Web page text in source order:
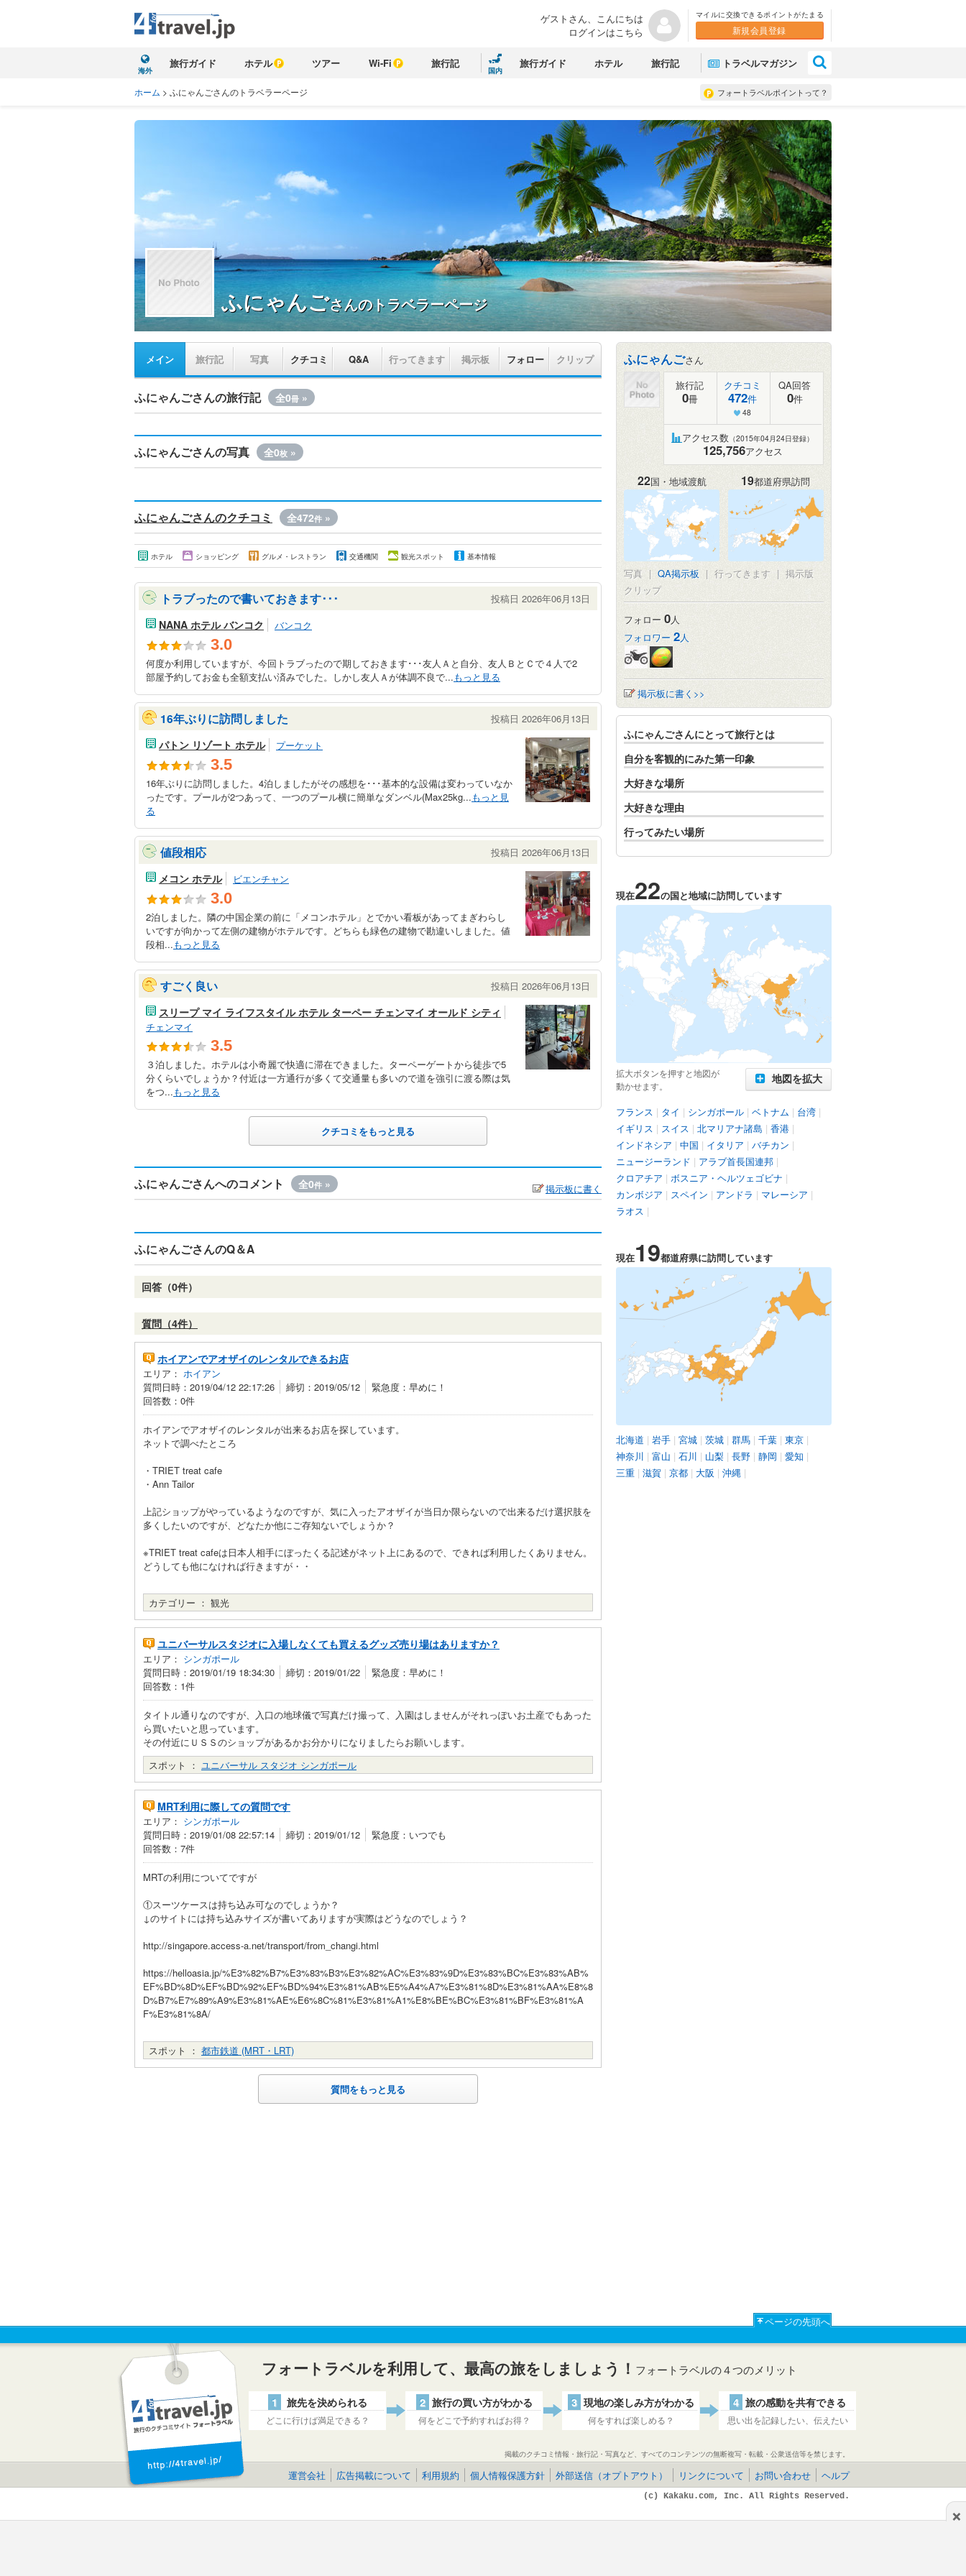
ゲストさん、こんにちは
ログインはこちら
マイルに交換できるポイントがたまる
新規会員登録
海外
旅行ガイド ホテル ツアー Wi-Fi 旅行記
国内
旅行ガイド ホテル 旅行記 トラベルマガジン
フォートラベルポイントって？
ホーム > ふにゃんごさんのトラベラーページ
ふにゃんごさんのトラベラーページ
メイン 旅行記 写真 クチコミ Q&A 行ってきます 掲示板 フォロー クリップ
ふにゃんごさんの旅行記 全0冊 »
ふにゃんごさんの写真 全0枚 »
ふにゃんごさんのクチコミ 全472件 »
ホテル ショッピング グルメ・レストラン 交通機関 観光スポット 基本情報
トラブったので書いておきます･･･ 投稿日 2026年06月13日
NANA ホテル バンコク バンコク
3.0
何度か利用していますが、今回トラブったので期しておきます･･･友人Ａと自分、友人ＢとＣで４人で2
部屋予約してお金も全額支払い済みでした。しかし友人Ａが体調不良で...もっと見る
16年ぶりに訪問しました 投稿日 2026年06月13日
パトン リゾート ホテル プーケット
3.5
16年ぶりに訪問しました。4泊しましたがその感想を･･･基本的な設備は変わっていなか
ったです。プールが2つあって、一つのプール横に簡単なダンベル(Max25kg...もっと見
る
値段相応 投稿日 2026年06月13日
メコン ホテル ビエンチャン
3.0
2泊しました。隣の中国企業の前に「メコンホテル」とでかい看板があってまぎわらし
いですが向かって左側の建物がホテルです。どちらも緑色の建物で勘違いしました。値
段相...もっと見る
すごく良い 投稿日 2026年06月13日
スリープ マイ ライフスタイル ホテル ターペー チェンマイ オールド シティ
チェンマイ
3.5
３泊しました。ホテルは小奇麗で快適に滞在できました。ターペーゲートから徒歩で5
分くらいでしょうか？付近は一方通行が多くて交通量も多いので道を強引に渡る際は気
をつ...もっと見る
クチコミをもっと見る
ふにゃんごさんへのコメント 全0件 » 掲示板に書く
ふにゃんごさんのQ＆A
回答（0件）
質問（4件）
ホイアンでアオザイのレンタルできるお店
エリア： ホイアン
質問日時：2019/04/12 22:17:26
締切：2019/05/12
緊急度：早めに！
回答数：0件
ホイアンでアオザイのレンタルが出来るお店を探しています。
ネットで調べたところ
・TRIET treat cafe
・Ann Tailor
上記ショップがやっているようなのですが、気に入ったアオザイが当日か限らないので出来るだけ選択肢を
多くしたいのですが、どなたか他にご存知ないでしょうか？
※TRIET treat cafeは日本人相手にぼったくる記述がネット上にあるので、できれば利用したくありません。
どうしても他になければ行きますが・・
カテゴリー ： 観光
ユニバーサルスタジオに入場しなくても買えるグッズ売り場はありますか？
エリア： シンガポール
質問日時：2019/01/19 18:34:30
締切：2019/01/22
緊急度：早めに！
回答数：1件
タイトル通りなのですが、入口の地球儀で写真だけ撮って、入園はしませんがそれっぽいお土産でもあった
ら買いたいと思っています。
その付近にＵＳＳのショップがあるかお分かりになりましたらお願いします。
スポット ： ユニバーサル スタジオ シンガポール
MRT利用に際しての質問です
エリア： シンガポール
質問日時：2019/01/08 22:57:14
締切：2019/01/12
緊急度：いつでも
回答数：7件
MRTの利用についてですが
①スーツケースは持ち込み可なのでしょうか？
↓のサイトには持ち込みサイズが書いてありますが実際はどうなのでしょう？
http://singapore.access-a.net/transport/from_changi.html
https://helloasia.jp/%E3%82%B7%E3%83%B3%E3%82%AC%E3%83%9D%E3%83%BC%E3%83%AB%
EF%BD%8D%EF%BD%92%EF%BD%94%E3%81%AB%E5%A4%A7%E3%81%8D%E3%81%AA%E8%8
D%B7%E7%89%A9%E3%81%AE%E6%8C%81%E3%81%A1%E8%BE%BC%E3%81%BF%E3%81%A
F%E3%81%8A/
スポット ： 都市鉄道 (MRT・LRT)
質問をもっと見る
ふにゃんごさん
旅行記
0冊
クチコミ
472件
48
QA回答
0件
アクセス数 （2015年04月24日登録）
125,756アクセス
22国・地域渡航 19都道府県訪問
写真 | QA掲示板 | 行ってきます | 掲示版
クリップ
フォロー 0人
フォロワー 2人
掲示板に書く>>
ふにゃんごさんにとって旅行とは
自分を客観的にみた第一印象
大好きな場所
大好きな理由
行ってみたい場所
現在22の国と地域に訪問しています
拡大ボタンを押すと地図が
動かせます。
地図を拡大
フランス | タイ | シンガポール | ベトナム | 台湾 |
イギリス | スイス | 北マリアナ諸島 | 香港 |
インドネシア | 中国 | イタリア | バチカン |
ニュージーランド | アラブ首長国連邦 |
クロアチア | ボスニア・ヘルツェゴビナ |
カンボジア | スペイン | アンドラ | マレーシア |
ラオス |
現在19都道府県に訪問しています
北海道 | 岩手 | 宮城 | 茨城 | 群馬 | 千葉 | 東京 |
神奈川 | 富山 | 石川 | 山梨 | 長野 | 静岡 | 愛知 |
三重 | 滋賀 | 京都 | 大阪 | 沖縄 |
×
ページの先頭へ
フォートラベルを利用して、最高の旅をしましょう！ フォートラベルの４つのメリット
1 旅先を決められる
どこに行けば満足できる？
2 旅行の買い方がわかる
何をどこで予約すればお得？
3 現地の楽しみ方がわかる
何をすれば楽しめる？
4 旅の感動を共有できる
思い出を記録したい、伝えたい
掲載のクチコミ情報・旅行記・写真など、すべてのコンテンツの無断複写・転載・公衆送信等を禁じます。
運営会社 広告掲載について 利用規約 個人情報保護方針 外部送信（オプトアウト） リンクについて お問い合わせ ヘルプ
(c) Kakaku.com, Inc. All Rights Reserved.